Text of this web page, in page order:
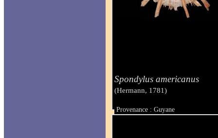
Spondylus americanus
(Hermann, 1781)
Provenance : Guyane
Taille : 161 mm